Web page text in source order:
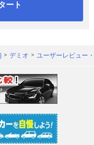
ート
デミオ ユーザーレビュー